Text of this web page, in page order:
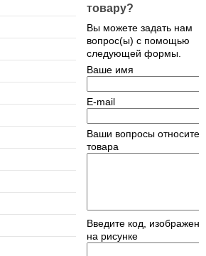
товару?
Вы можете задать нам
вопрос(ы) с помощью
следующей формы.
Ваше имя
E-mail
Ваши вопросы
товара
Введите код,
на рисунке